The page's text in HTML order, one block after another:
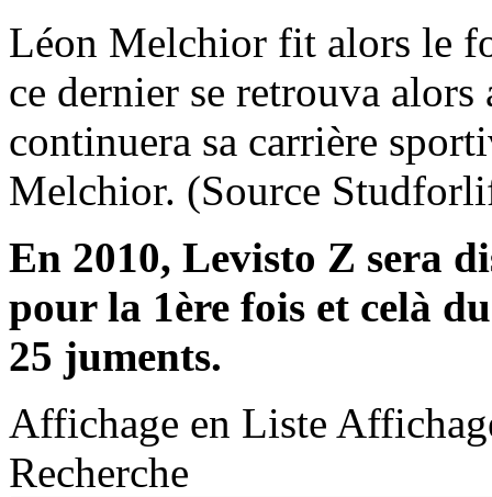
Léon Melchior fit alors le
ce dernier se retrouva
continuera sa carrière
Melchior. (Source
En 2010, Levisto Z sera
pour la 1ère fois et celà
25 juments.
Affichage en Liste
Recherche